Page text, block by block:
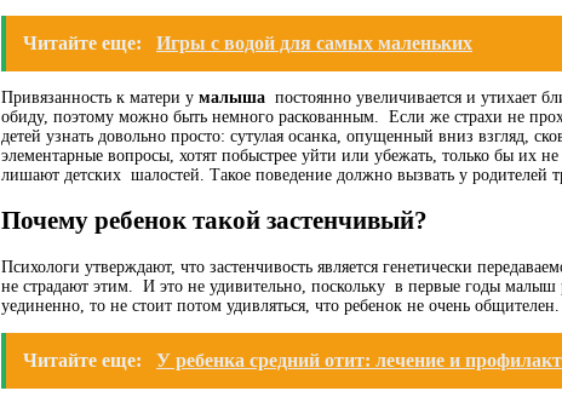
Читайте еще: Игры с водой для самых маленьких
Привязанность к матери у малыша постоянно увеличивается и утихает
обиду, поэтому можно быть немного раскованным. Если же страхи не
детей узнать довольно просто: сутулая осанка, опущенный вниз взгляд,
элементарные вопросы, хотят побыстрее уйти или убежать, только бы их не
лишают детских шалостей. Такое поведение должно вызвать у родителей
Почему ребенок такой застенчивый?
Психологи утверждают, что застенчивость является генетически
не страдают этим. И это не удивительно, поскольку в первые годы
уединенно, то не стоит потом удивляться, что ребенок не очень общителен.
Читайте еще: У ребенка средний отит: лечение и